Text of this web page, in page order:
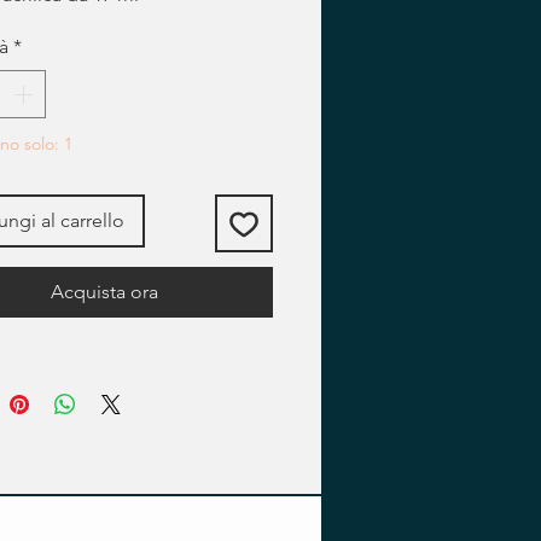
*
solo: 1
al carrello
Acquista ora